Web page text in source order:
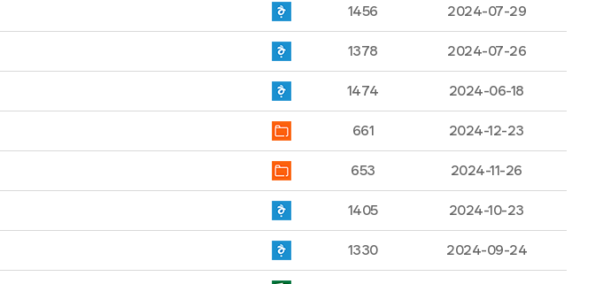
1456 2024-07-29
1378 2024-07-26
1474 2024-06-18
661 2024-12-23
653 2024-11-26
1405 2024-10-23
1330 2024-09-24